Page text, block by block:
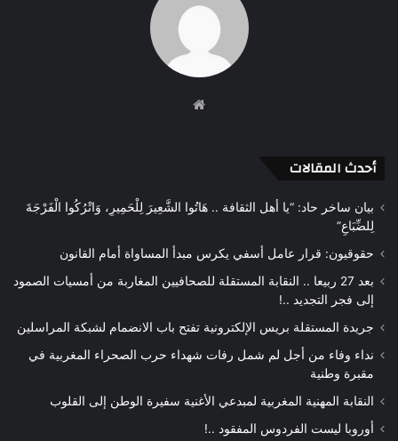
أحدث المقالات
بيان ساخر حاد: “يا أهل الثقافة .. هَاتُوا الشَّعِيرَ لِلْحَمِيرِ، وَاتْرُكُوا الْفَرْجَةَ
لِلضِّبَاعِ”
حقوقيون: قرار عامل أسفي يكرس مبدأ المساواة أمام القانون
بعد 27 ربيعا .. النقابة المستقلة للصحافيين المغاربة من أمسيات الصمود
إلى فجر التجديد ..!
جريدة المستقلة بريس الإلكترونية تفتح باب الانضمام لشبكة المراسلين
نداء وفاء من أجل لم شمل رفات شهداء حرب الصحراء المغربية في
مقبرة وطنية
النقابة المهنية المغربية لمبدعي الأغنية سفيرة الوطن إلى القلوب
أوروبا ليست الفردوس المفقود ..!